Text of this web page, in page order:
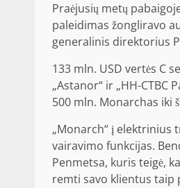
Praėjusių metų
paleidimas žongliravo
generalinis direktorius
133 mln. USD vertės C
„Astanor“ ir „HH-
500 mln. Monarchas iki
„Monarch“ į
vairavimo funkcijas.
Penmetsa, kuris teigė,
remti savo klientus taip